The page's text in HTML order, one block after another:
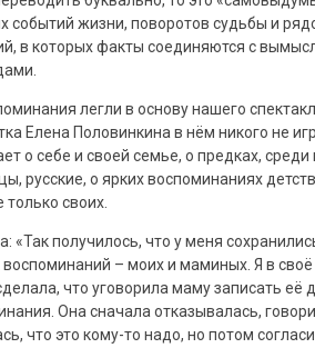
событий жизни, поворотов судьбы и
в которых факты соединяются с
легли в основу нашего
Елена Половинкина в нём никого не
о себе и своей семье, о предках, среди
русские, о ярких воспоминаниях
своих.
«Так получилось, что у меня
– моих и маминых. Я в
что уговорила маму записать её
Она сначала отказывалась,
что это кому-то надо, но потом